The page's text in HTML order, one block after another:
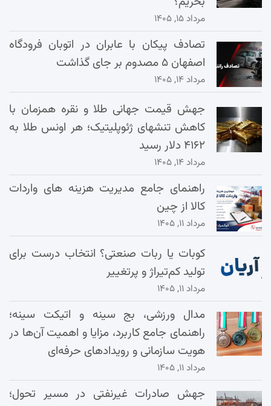
مرداد ۱۵, ۱۴۰۵
تصادف پیکان با عابران در اتوبان فرودگاه
اصفهان ۵ مصدوم بر جای گذاشت
مرداد ۱۴, ۱۴۰۵
جهش قیمت جهانی طلا و نقره همزمان با
کاهش تنشهای ژئوپلیتیک؛ هر اونس طلا به
۴۱۶۲ دلار رسید
مرداد ۱۴, ۱۴۰۵
راهنمای جامع مدیریت هزینه‌ های واردات
کالا از چین
مرداد ۱۱, ۱۴۰۵
کوبات یا ربات صنعتی؟ انتخاب درست برای
تولید کم‌تیراژ و پرتغییر
مرداد ۱۱, ۱۴۰۵
مدال ورزشی، بج سینه و اتیکت سینه؛
راهنمای جامع کاربرد، مزایا و اهمیت آن‌ها در
هویت سازمانی و رویدادهای حرفه‌ای
مرداد ۱۱, ۱۴۰۵
جهش صادرات غیرنفتی در مسیر تحول؛